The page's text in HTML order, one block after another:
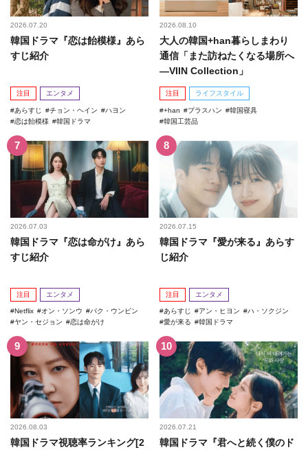
2026.07.20
韓国ドラマ『恋は飴模様』あら
すじ紹介
注目 エンタメ
あらすじ チョン・ヘイン
ハヨン
恋は飴模様
韓国ドラマ
2026.08.10
大人の韓国+han暮らしまわり
通信「また訪ねたくなる場所へ
―VIIN Collection」
注目 ライフスタイル
+han プラスハン
韓国寝具
韓国工芸品
2026.07.03
韓国ドラマ『恋は命がけ』あら
すじ紹介
注目 エンタメ
Netflix オン・ソンウ
パク・ウンビン
ヤン・セジョン
恋は命がけ
2026.07.15
韓国ドラマ『愛が来る』あらす
じ紹介
注目 エンタメ
あらすじ アン・ヒヨン
ハ・ソクジン
愛が来る
韓国ドラマ
2026.08.03
韓国ドラマ視聴率ランキング[2
2026.07.21
韓国ドラマ『君へと続く僕のド